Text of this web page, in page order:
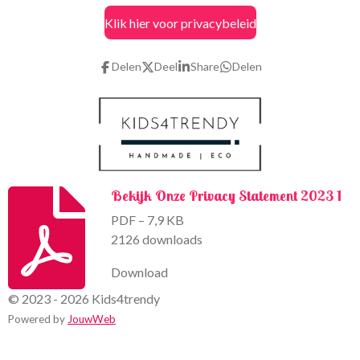
e
b
o
t
a
r
Klik hier voor privacybeleid
Delen Deel Share Delen
Bekijk Onze Privacy Statement 2023 1
PDF – 7,9 KB
2126 downloads
Download
© 2023 - 2026 Kids4trendy
Powered by JouwWeb